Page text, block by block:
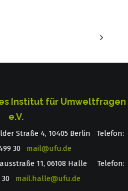
Institut für Umweltfragen
e.V.
Straße 4, 10405 Berlin Telefon:
30 mail@ufu.de
11, 06108 Halle Telefon:
30 mail.halle@ufu.de